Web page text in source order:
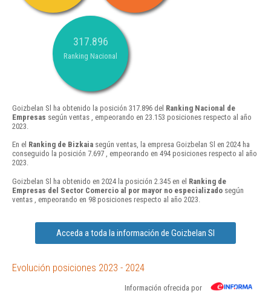
317.896
Ranking Nacional
Goizbelan Sl ha obtenido la posición 317.896 del Ranking Nacional de
Empresas según ventas , empeorando en 23.153 posiciones respecto al año
2023.
En el Ranking de Bizkaia según ventas, la empresa Goizbelan Sl en 2024 ha
conseguido la posición 7.697 , empeorando en 494 posiciones respecto al año
2023.
Goizbelan Sl ha obtenido en 2024 la posición 2.345 en el Ranking de
Empresas del Sector Comercio al por mayor no especializado según
ventas , empeorando en 98 posiciones respecto al año 2023.
Acceda a toda la información de Goizbelan Sl
Evolución posiciones 2023 - 2024
Información ofrecida por